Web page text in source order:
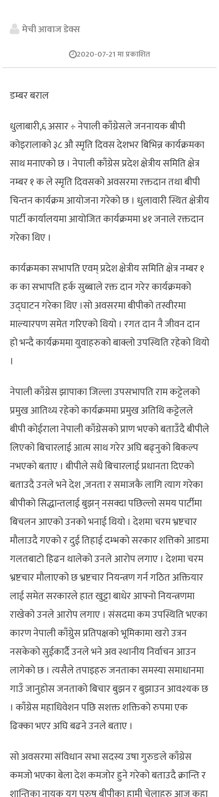
मेची आवाज डेक्स
2020-07-21 मा प्रकाशित
डम्बर बराल
धुलाबारी,६ असार ÷ नेपाली काँग्रेसले जननायक बीपी
कोइरालाको ३८ औ स्मृति दिवस देशभर बिभिन्न कार्यक्रमका
साथ मनाएको छ । नेपाली काँग्रेस प्रदेश क्षेत्रीय समिति क्षेत्र
नम्बर १ क ले स्मृति दिवसको अवसरमा रक्तदान तथा बीपी
चिन्तन कार्यक्रम आयोजना गरेको छ । धुलावारी स्थित क्षेत्रीय
पार्टी कार्यालयमा आयोजित कार्यक्रममा ४१ जनाले रक्तदान
गरेका थिए ।
कार्यक्रमका सभापति एवम् प्रदेश क्षेत्रीय समिति क्षेत्र नम्बर १
क का सभापति हर्क सुब्बाले रक्त दान गरेर कार्यक्रमको
उद्घाटन गरेका थिए ।सो अवसरमा बीपीको तस्वीरमा
माल्यारपण समेत गरिएको थियो । रगत दान नै जीवन दान
हो भन्दै कार्यक्रममा युवाहरुको बाक्लो उपस्थिति रहेको थियो
।
नेपाली काँग्रेस झापाका जिल्ला उपसभापति राम कट्टेलको
प्रमुख आतिथ्य रहेको कार्यक्रममा प्रमुख अतिथि कट्टेलले
बीपी कोईराला नेपाली काँग्रेसको प्राण भएको बताउँदै बीपीले
लिएको बिचारलाई आत्म साथ गरेर अघि बढ्नुको बिकल्प
नभएको बताए । बीपीले सधै बिचारलाई प्रधानता दिएको
बताउदै उनले भने देश ,जनता र समाजकै लागि त्याग गरेका
बीपीको सिद्धान्तलाई बुझन् नसक्दा पछिल्लो समय पार्टीमा
बिचलन आएको उनको भनाई थियो । देशमा चरम भ्रष्टचार
मौलाउदै गएको र दुई तिहाई दम्भको सरकार शत्तिको आडमा
गलतबाटो हिढन थालेको उनले आरोप लगाए । देशमा चरम
भ्रष्टचार मौलाएको छ भ्रष्टचार नियन्त्रण गर्न गठित अक्तियार
लाई समेत सरकारले हात खुट्टा बाधेर आफ्नो नियन्त्रणमा
राखेको उनले आरोप लगाए । संसदमा कम उपस्थिति भएका
कारण नेपाली काँग्रेुस प्रतिपक्षको भूमिकामा खरो उत्रन
नसकेको सुईकार्दै उनले भने अव स्थानीय निर्वाचन आउन
लागेको छ । त्यसैले तपाइहरु जनताका समस्या समाधानमा
गाउँ जानुहोस जनताको बिचार बुझन र बुझाउन आवश्यक छ
। काँग्रेस महाधिवेशन पछि सशक्त शक्तिको रुपमा एक
ढिक्का भएर अघि बढने उनले बताए ।
सो अवसरमा संविधान सभा सदस्य उषा गुरुङले काँग्रेस
कमजो भएका बेला देश कमजोर हुने गरेको बताउदै क्रान्ति र